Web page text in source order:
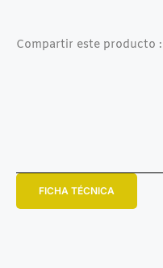
Compartir este producto :
FICHA TÉCNICA